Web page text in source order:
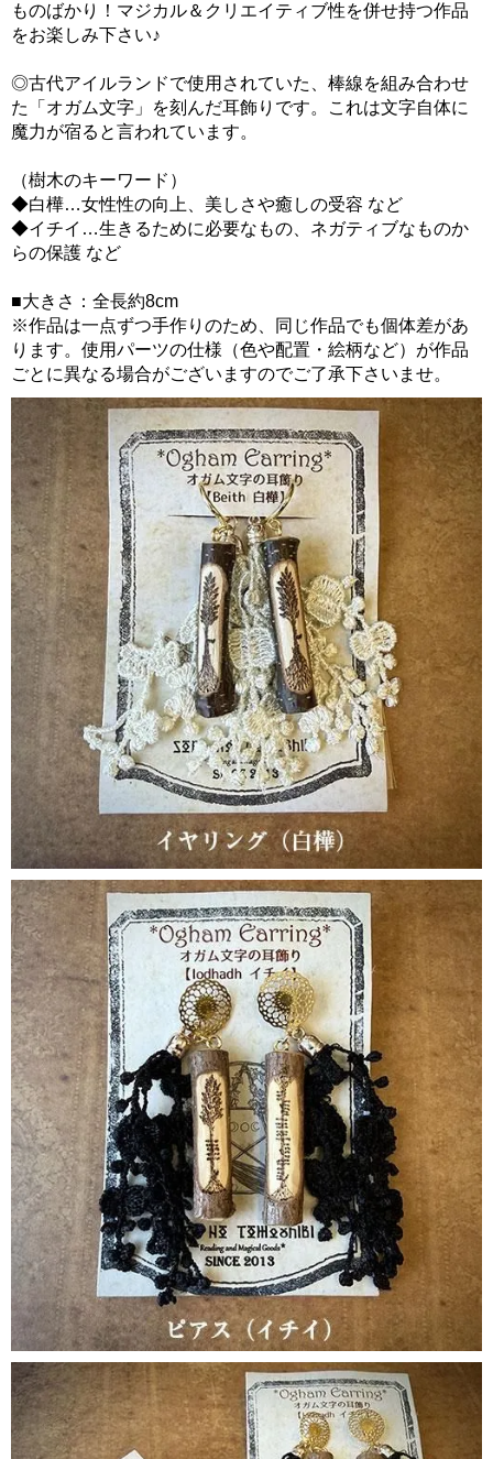
ものばかり！マジカル＆クリエイティブ性を併せ持つ作品
をお楽しみ下さい♪
◎古代アイルランドで使用されていた、棒線を組み合わせ
た「オガム文字」を刻んだ耳飾りです。これは文字自体に
魔力が宿ると言われています。
（樹木のキーワード）
◆白樺…女性性の向上、美しさや癒しの受容 など
◆イチイ…生きるために必要なもの、ネガティブなものか
らの保護 など
■大きさ：全長約8cm
※作品は一点ずつ手作りのため、同じ作品でも個体差があ
ります。使用パーツの仕様（色や配置・絵柄など）が作品
ごとに異なる場合がございますのでご了承下さいませ。